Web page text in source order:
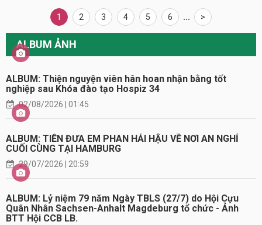
1 2 3 4 5 6 ... >
ALBUM ẢNH
ALBUM: Thiện nguyện viên hân hoan nhận bằng tốt
nghiệp sau Khóa đào tạo Hospiz 34
02/08/2026 | 01:45
ALBUM: TIỄN ĐƯA EM PHAN HẢI HẬU VỀ NƠI AN NGHỈ
CUỐI CÙNG TẠI HAMBURG
29/07/2026 | 20:59
ALBUM: Lỷ niệm 79 năm Ngày TBLS (27/7) do Hội Cựu
Quân Nhân Sachsen-Anhalt Magdeburg tổ chức - Ảnh
BTT Hội CCB LB.